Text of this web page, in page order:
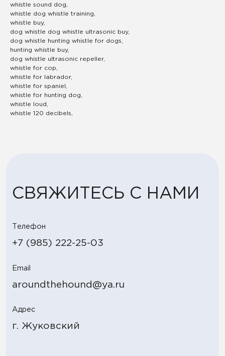
whistle sound dog,
whistle dog whistle training,
whistle buy,
dog whistle dog whistle ultrasonic buy,
dog whistle hunting whistle for dogs,
hunting whistle buy,
dog whistle ultrasonic repeller,
whistle for cop,
whistle for labrador,
whistle for spaniel,
whistle for hunting dog,
whistle loud,
whistle 120 decibels,
СВЯЖИТЕСЬ С НАМИ
aroundthehound@ya.ru
+7 (985) 222-25-03
Around The Hound